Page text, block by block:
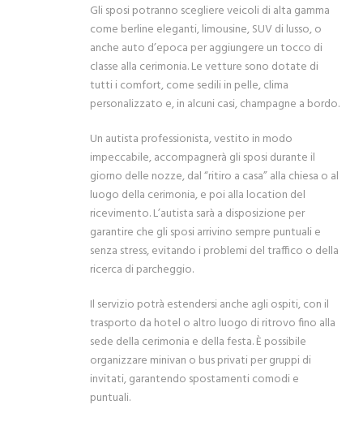
Gli sposi potranno scegliere veicoli di alta gamma
come berline eleganti, limousine, SUV di lusso, o
anche auto d’epoca per aggiungere un tocco di
classe alla cerimonia. Le vetture sono dotate di
tutti i comfort, come sedili in pelle, clima
personalizzato e, in alcuni casi, champagne a bordo.
Un autista professionista, vestito in modo
impeccabile, accompagnerà gli sposi durante il
giorno delle nozze, dal “ritiro a casa” alla chiesa o al
luogo della cerimonia, e poi alla location del
ricevimento. L’autista sarà a disposizione per
garantire che gli sposi arrivino sempre puntuali e
senza stress, evitando i problemi del traffico o della
ricerca di parcheggio.
Il servizio potrà estendersi anche agli ospiti, con il
trasporto da hotel o altro luogo di ritrovo fino alla
sede della cerimonia e della festa. È possibile
organizzare minivan o bus privati per gruppi di
invitati, garantendo spostamenti comodi e
puntuali.